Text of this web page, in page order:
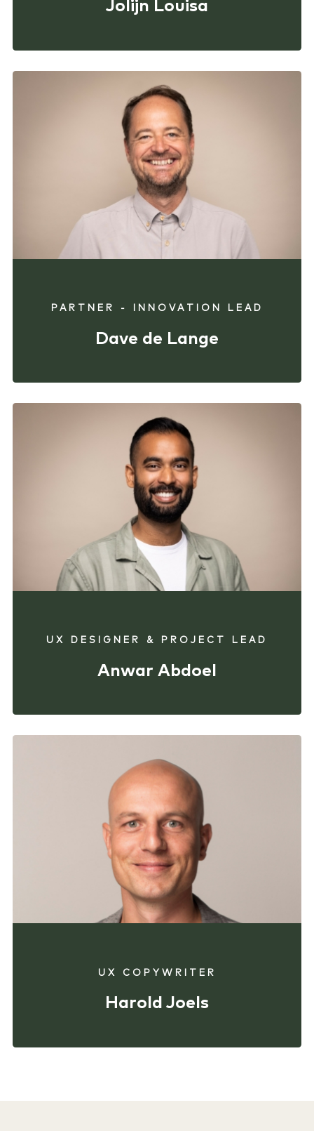
Jolijn Louisa
PARTNER - INNOVATION LEAD
Dave de Lange
UX DESIGNER & PROJECT LEAD
Anwar Abdoel
UX COPYWRITER
Harold Joels